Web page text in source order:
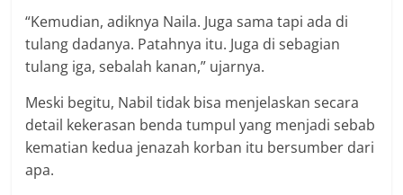
“Kemudian, adiknya Naila. Juga sama tapi ada di
tulang dadanya. Patahnya itu. Juga di sebagian
tulang iga, sebalah kanan,” ujarnya.
Meski begitu, Nabil tidak bisa menjelaskan secara
detail kekerasan benda tumpul yang menjadi sebab
kematian kedua jenazah korban itu bersumber dari
apa.